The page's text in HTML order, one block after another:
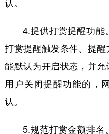
新疆 内蒙古
多语种频道
English Español
Deutsch Português
认。
4.提供打赏提醒功能
打赏提醒触发条件、提
能默认为开启状态，并允
用户关闭提醒功能的，
认。
5.规范打赏金额排名